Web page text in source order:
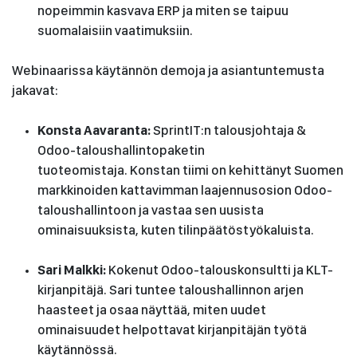
nopeimmin kasvava ERP ja miten se taipuu
suomalaisiin vaatimuksiin.
Webinaarissa käytännön demoja ja asiantuntemusta
jakavat:
Konsta Aavaranta:SprintIT:n talousjohtaja &
Odoo-taloushallintopaketin
tuoteomistaja. Konstan tiimi on kehittänyt Suomen
markkinoiden kattavimman laajennusosion Odoo-
taloushallintoon ja vastaa sen uusista
ominaisuuksista, kuten tilinpäätöstyökaluista.
Sari Malkki: Kokenut Odoo-talouskonsultti ja KLT-
kirjanpitäjä. Sari tuntee taloushallinnon arjen
haasteet ja osaa näyttää, miten uudet
ominaisuudet helpottavat kirjanpitäjän työtä
käytännössä.